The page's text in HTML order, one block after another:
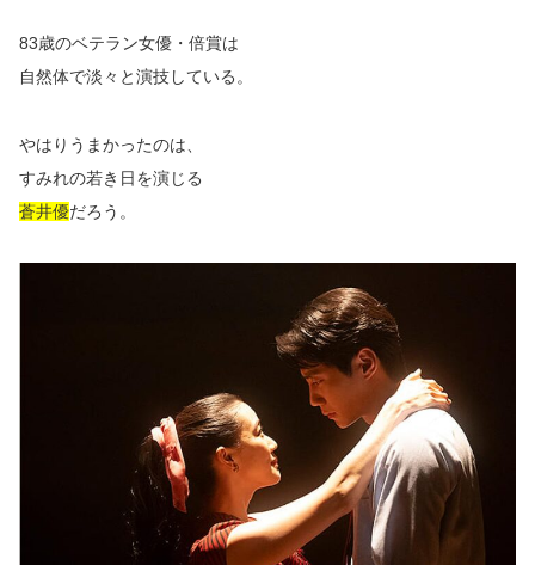
83歳のベテラン女優・倍賞は
自然体で淡々と演技している。
やはりうまかったのは、
すみれの若き日を演じる
蒼井優だろう。